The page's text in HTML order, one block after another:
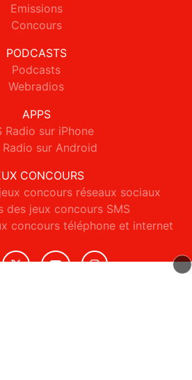
Emissions
Concours
PODCASTS
Podcasts
Webradios
APPS
Radio sur iPhone
Radio sur Android
CONCOURS
concours réseaux sociaux
des jeux concours SMS
concours téléphone et internet